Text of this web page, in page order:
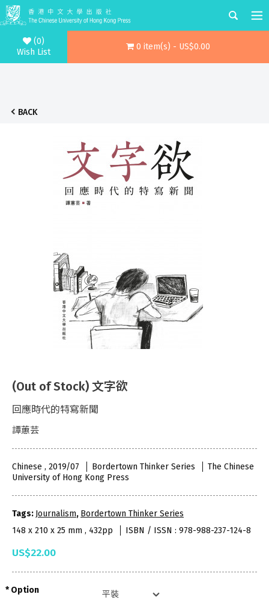
(0)
Wish List
0 item(s) - US$0.00
BACK
(Out of Stock) 文字欲
回應時代的特寫新聞
譚蕙芸
Chinese , 2019/07 Bordertown Thinker Series
The Chinese
University of Hong Kong Press
Tags: Journalism, Bordertown Thinker Series
148 x 210 x 25 mm , 432pp
ISBN / ISSN : 978-988-237-124-8
US$22.00
Option